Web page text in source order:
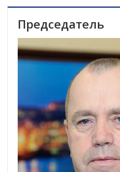
Председатель